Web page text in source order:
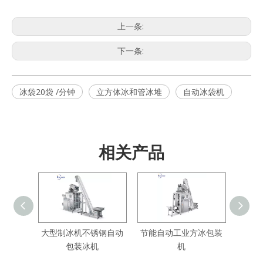
上一条:
下一条:
冰袋20袋 /分钟 立方体冰和管冰堆 自动冰袋机
相关产品
大型制冰机不锈钢自动
包装冰机
节能自动工业方冰包装
机